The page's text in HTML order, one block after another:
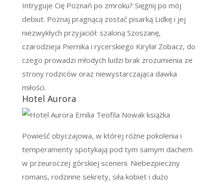
Intryguje Cię Poznań po zmroku? Sięgnij po mój
debiut. Poznaj pragnącą zostać pisarką Lidkę i jej
niezwykłych przyjaciół: szaloną Szoszanę,
czarodzieja Piernika i rycerskiego Kiryła! Zobacz, do
czego prowadzi młodych ludzi brak zrozumienia ze
strony rodziców oraz niewystarczająca dawka
miłości.
Hotel Aurora
Powieść obyczajowa, w której różne pokolenia i
temperamenty spotykają pod tym samym dachem
w przeuroczej górskiej scenerii. Niebezpieczny
romans, rodzinne sekrety, siła kobiet i dużo